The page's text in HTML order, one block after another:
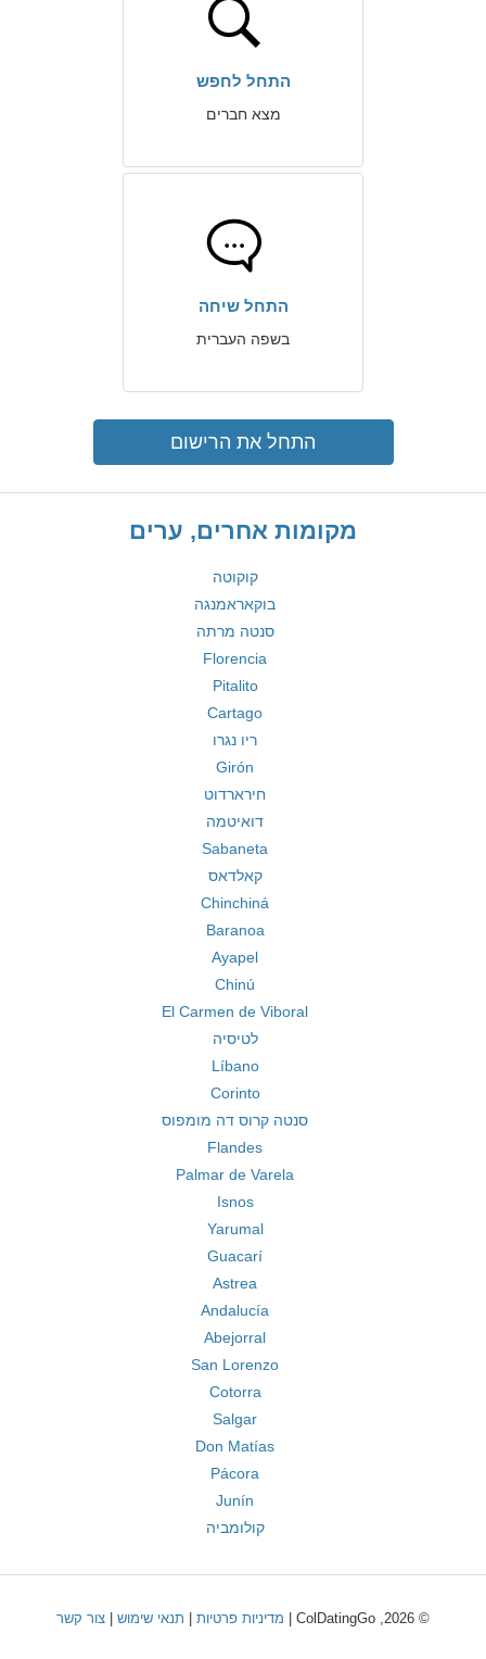
התחל לחפש
מצא חברים
התחל שיחה
בשפה העברית
התחל את הרישום
מקומות אחרים, ערים
קוקוטה
בוקאראמנגה
סנטה מרתה
Florencia
Pitalito
Cartago
ריו נגרו
Girón
חירארדוט
דואיטמה
Sabaneta
קאלדאס
Chinchiná
Baranoa
Ayapel
Chinú
El Carmen de Viboral
לטיסיה
Líbano
Corinto
סנטה קרוס דה מומפוס
Flandes
Palmar de Varela
Isnos
Yarumal
Guacarí
Astrea
Andalucía
Abejorral
San Lorenzo
Cotorra
Salgar
Don Matías
Pácora
Junín
קולומביה
© 2026, ColDatingGo | מדיניות פרטיות תנאי שימוש צור קשר